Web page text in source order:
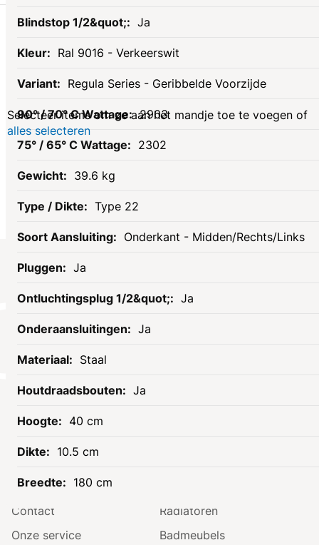
Ja
Ral 9016 - Verkeerswit
Regula Series - Geribbelde Voorzijde
2903
2302
39.6 kg
Type 22
Onderkant - Midden/Rechts/Links
Ja
Ja
Ja
Staal
Ja
40 cm
10.5 cm
180 cm
Gerelateerde
producten
Selecteer items om ze aan het mandje toe te voegen of
alles selecteren
Openingstijden
Contact
Onze service
Radiatoren
Badmeubels